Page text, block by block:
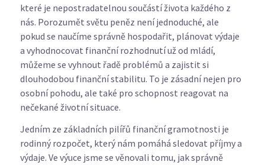
které je nepostradatelnou součástí života každého z
nás. Porozumět světu peněz není jednoduché, ale
pokud se naučíme správně hospodařit, plánovat výdaje
a vyhodnocovat finanční rozhodnutí už od mládí,
můžeme se vyhnout řadě problémů a zajistit si
dlouhodobou finanční stabilitu. To je zásadní nejen pro
osobní pohodu, ale také pro schopnost reagovat na
nečekané životní situace.
Jedním ze základních pilířů finanční gramotnosti je
rodinný rozpočet, který nám pomáhá sledovat příjmy a
výdaje. Ve výuce jsme se věnovali tomu, jak správně